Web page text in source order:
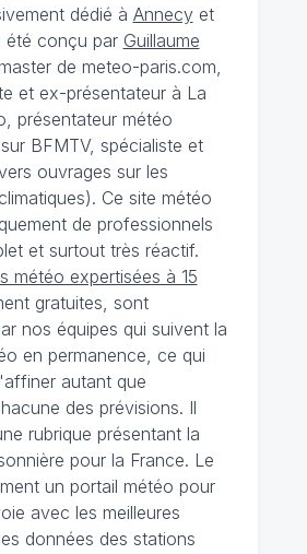
dédié à Annecyet
été conçu par Guillaume
de meteo-paris.com,
et ex-présentateur à La
présentateur météo
BFMTV, spécialiste et
ouvrages sur les
Ce site météo
de professionnels
et surtout très réactif.
météo expertisées à 15
gratuites, sont
nos équipes qui suivent la
en permanence, ce qui
autant que
des prévisions. Il
rubrique présentant la
pour la France. Le
un portail météo pour
avec les meilleures
données des stations